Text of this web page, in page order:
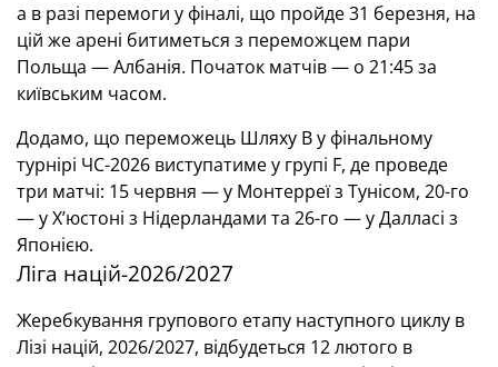
а в разі перемоги у фіналі, що пройде 31 березня, на
цій же арені битиметься з переможцем пари
Польща — Албанія. Початок матчів — о 21:45 за
київським часом.
Додамо, що переможець Шляху В у фінальному
турнірі ЧС-2026 виступатиме у групі F, де проведе
три матчі: 15 червня — у Монтерреї з Тунісом, 20-го
— у Х’юстоні з Нідерландами та 26-го — у Далласі з
Японією.
Ліга націй-2026/2027
Жеребкування групового етапу наступного циклу в
Лізі націй, 2026/2027, відбудеться 12 лютого в